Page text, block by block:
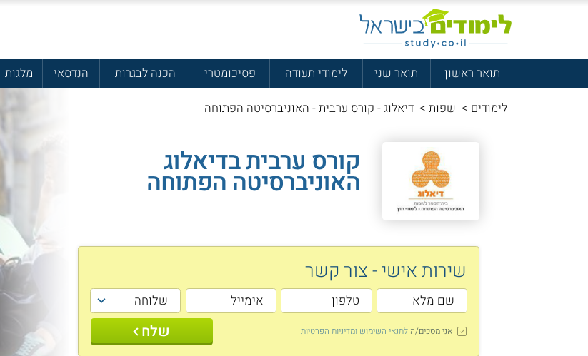
תואר ראשון תואר שני לימודי תעודה פסיכומטרי הכנה לבגרות הנדסאי מלגות
לימודים > שפות > דיאלוג - קורס ערבית - האוניברסיטה הפתוחה
קורס ערבית בדיאלוג
האוניברסיטה הפתוחה
שירות אישי - צור קשר
אני מסכים/הלתנאי השימוש ומדיניות הפרטיות שלח